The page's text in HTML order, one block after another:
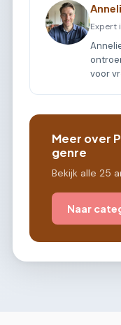
Expert
voor
Meer over
genre
Bekijk alle 25
Naar